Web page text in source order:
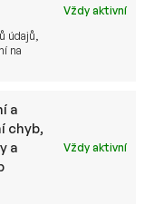
Vždy aktivní
údajů,
na
a
chyb,
a
Vždy aktivní
OSTATNÍ